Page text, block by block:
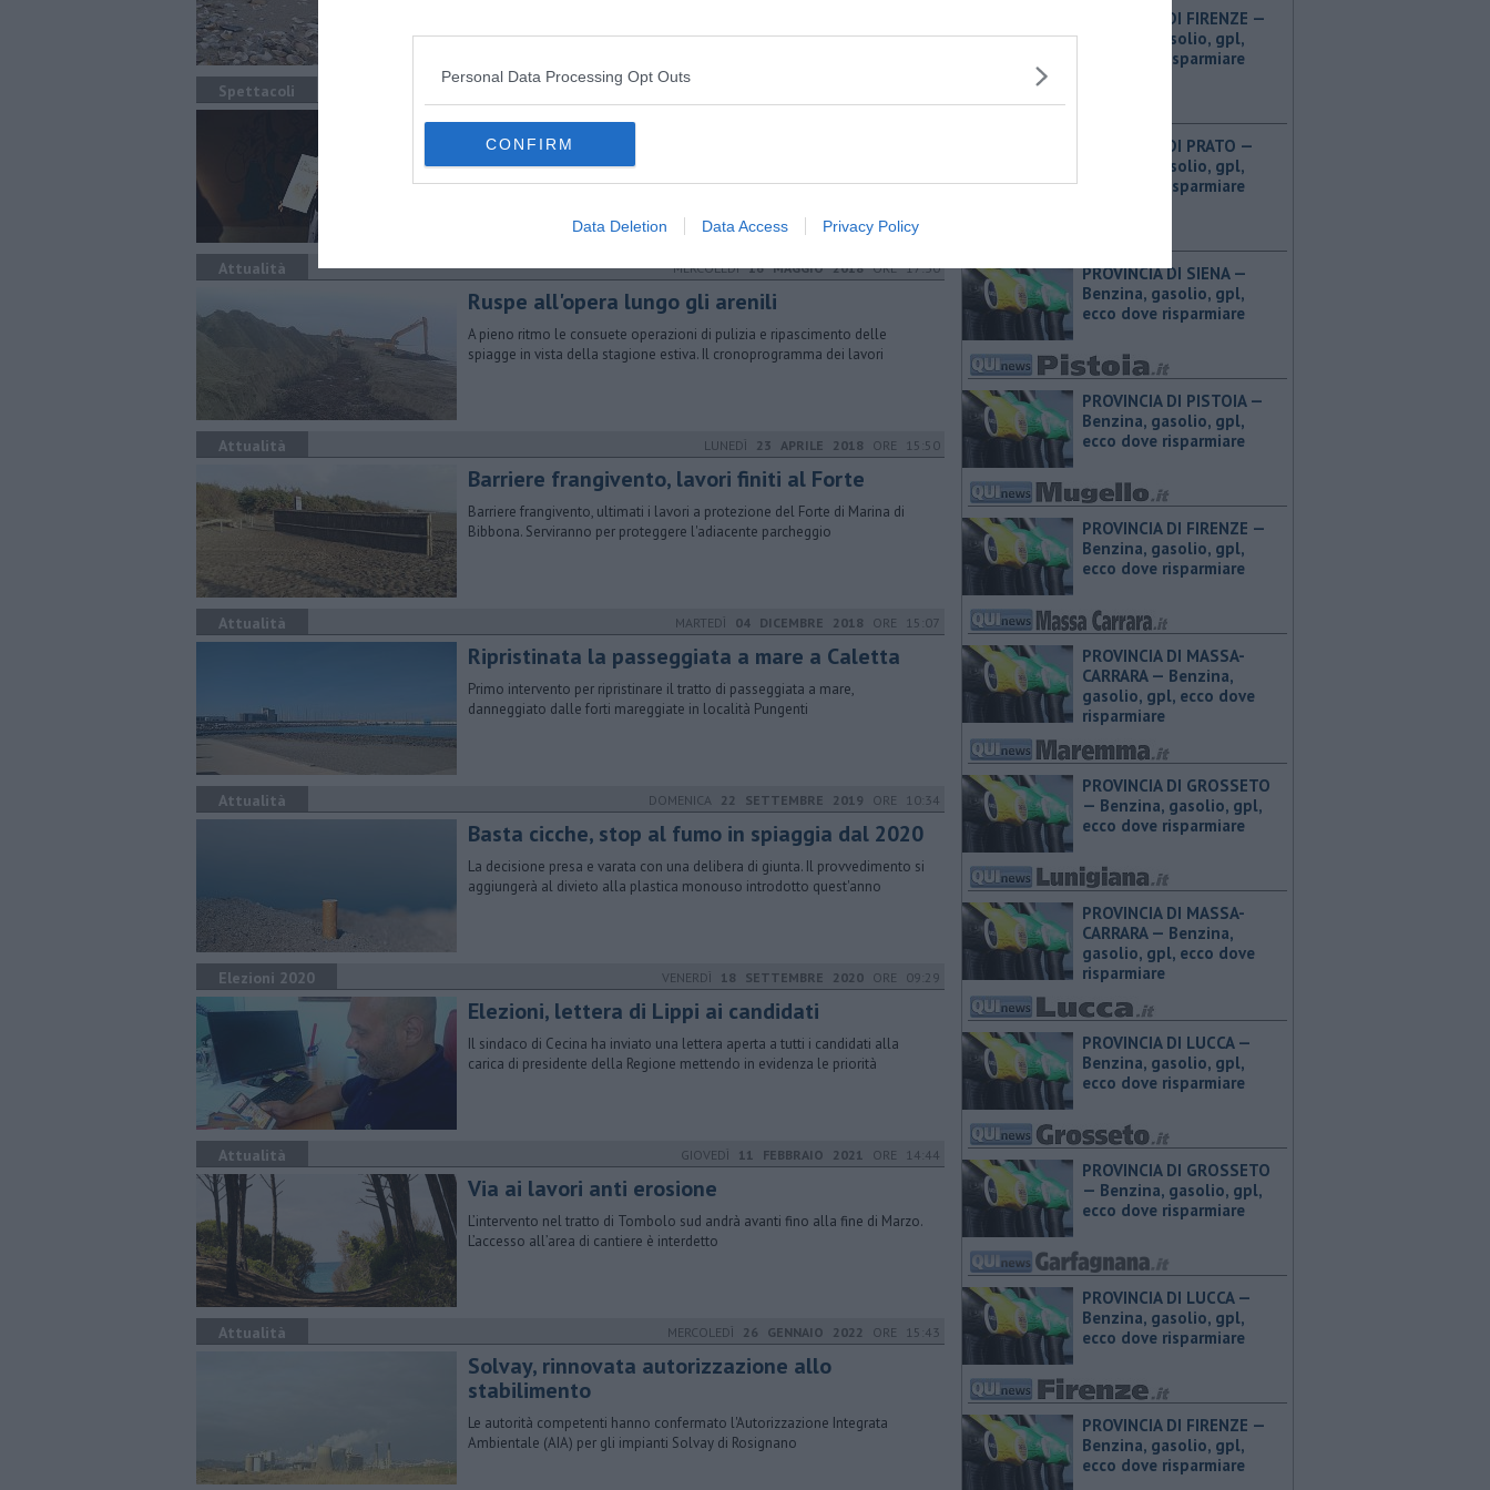
Personal Data Processing Opt Outs
CONFIRM
Data Deletion Data Access Privacy Policy
Spettacoli
Le parodie dei moschettieri dalla radio al palco
Attualità MERCOLEDÌ16 MAGGIO 2018ORE 17:30
Ruspe all'opera lungo gli arenili
A pieno ritmo le consuete operazioni di pulizia e ripascimento delle
spiagge in vista della stagione estiva. Il cronoprogramma dei lavori
Attualità LUNEDÌ 23 APRILE 2018 ORE 15:50
Barriere frangivento, lavori finiti al Forte
Barriere frangivento, ultimati i lavori a protezione del Forte di Marina di
Bibbona. Serviranno per proteggere l'adiacente parcheggio
Attualità MARTEDÌ 04 DICEMBRE 2018 ORE 15:07
Ripristinata la passeggiata a mare a Caletta
Primo intervento per ripristinare il tratto di passeggiata a mare,
danneggiato dalle forti mareggiate in località Pungenti
Attualità DOMENICA 22 SETTEMBRE 2019 ORE 10:34
Basta cicche, stop al fumo in spiaggia dal 2020
La decisione presa e varata con una delibera di giunta. Il provvedimento si
aggiungerà al divieto alla plastica monouso introdotto quest'anno
Elezioni 2020 VENERDÌ 18 SETTEMBRE 2020 ORE 09:29
Elezioni, lettera di Lippi ai candidati
Il sindaco di Cecina ha inviato una lettera aperta a tutti i candidati alla
carica di presidente della Regione mettendo in evidenza le priorità
Attualità GIOVEDÌ 11 FEBBRAIO 2021 ORE 14:44
Via ai lavori anti erosione
L’intervento nel tratto di Tombolo sud andrà avanti fino alla fine di Marzo.
L’accesso all’area di cantiere è interdetto
Attualità MERCOLEDÌ 26 GENNAIO 2022 ORE 15:43
Solvay, rinnovata autorizzazione allo
stabilimento
Le autorità competenti hanno confermato l'Autorizzazione Integrata
Ambientale (AIA) per gli impianti Solvay di Rosignano
PROVINCIA DI FIRENZE — ​
Benzina, gasolio, gpl,
ecco dove risparmiare
PROVINCIA DI PRATO — ​
Benzina, gasolio, gpl,
ecco dove risparmiare
PROVINCIA DI SIENA — ​
Benzina, gasolio, gpl,
ecco dove risparmiare
PROVINCIA DI PISTOIA — ​
Benzina, gasolio, gpl,
ecco dove risparmiare
PROVINCIA DI FIRENZE — ​
Benzina, gasolio, gpl,
ecco dove risparmiare
PROVINCIA DI MASSA-
CARRARA — ​Benzina,
gasolio, gpl, ecco dove
risparmiare
PROVINCIA DI GROSSETO
— ​Benzina, gasolio, gpl,
ecco dove risparmiare
PROVINCIA DI MASSA-
CARRARA — ​Benzina,
gasolio, gpl, ecco dove
risparmiare
PROVINCIA DI LUCCA — ​
Benzina, gasolio, gpl,
ecco dove risparmiare
PROVINCIA DI GROSSETO
— ​Benzina, gasolio, gpl,
ecco dove risparmiare
PROVINCIA DI LUCCA — ​
Benzina, gasolio, gpl,
ecco dove risparmiare
PROVINCIA DI FIRENZE — ​
Benzina, gasolio, gpl,
ecco dove risparmiare